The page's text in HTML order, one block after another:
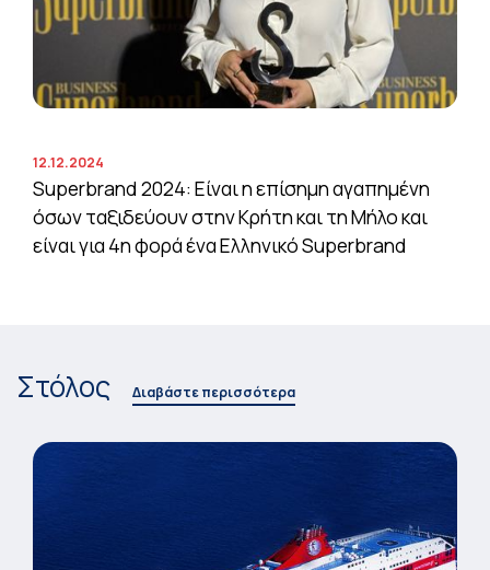
12.12.2024
Superbrand 2024: Είναι η επίσημη αγαπημένη
όσων ταξιδεύουν στην Κρήτη και τη Μήλο και
είναι για 4η φορά ένα Ελληνικό Superbrand
Στόλος Διαβάστε περισσότερα